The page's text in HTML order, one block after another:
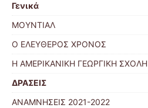
Γενικά
ΜΟΥΝΤΙΑΛ
Ο ΕΛΕΥΘΕΡΟΣ ΧΡΟΝΟΣ
Η ΑΜΕΡΙΚΑΝΙΚΗ ΓΕΩΡΓΙΚΗ ΣΧΟΛΗ
ΔΡΑΣΕΙΣ
ΑΝΑΜΝΗΣΕΙΣ 2021-2022